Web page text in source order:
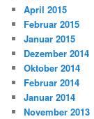
April 2015
Februar 2015
Januar 2015
Dezember 2014
Oktober 2014
Februar 2014
Januar 2014
November 2013